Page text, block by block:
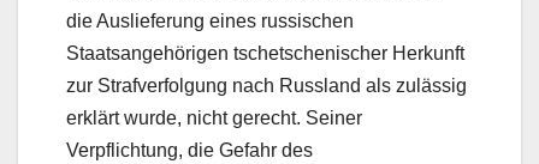
die Auslieferung eines russischen
Staatsangehörigen tschetschenischer Herkunft
zur Strafverfolgung nach Russland als zulässig
erklärt wurde, nicht gerecht. Seiner
Verpflichtung, die Gefahr des